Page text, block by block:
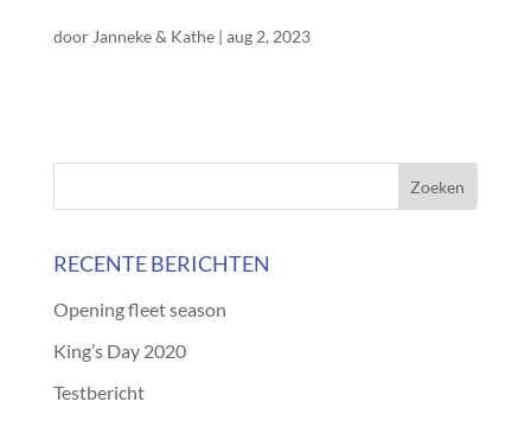
door Janneke & Kathe| aug 2, 2023
RECENTE BERICHTEN
Opening fleet season
King’s Day 2020
Testbericht